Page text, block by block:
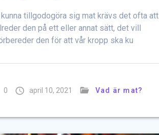
tillgodogöra sig mat krävs det ofta att
den på ett eller annat sätt, det vill
den för att vår kropp ska ku
0 april 10, 2021 Vad är mat?